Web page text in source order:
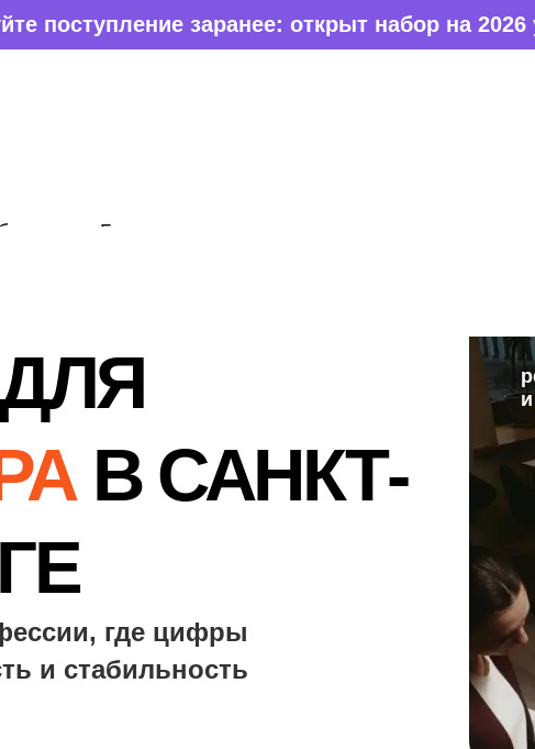
заранее: открыт набор на 2026 учебный год
средняя оценка на платформах: